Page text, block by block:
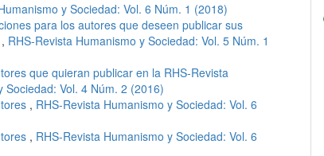
y Sociedad: Vol. 6 Núm. 1 (2018)
para los autores que deseen publicar sus
, RHS-Revista Humanismo y Sociedad: Vol. 5 Núm. 1
que quieran publicar en la RHS-Revista
Sociedad: Vol. 4 Núm. 2 (2016)
, RHS-Revista Humanismo y Sociedad: Vol. 6
, RHS-Revista Humanismo y Sociedad: Vol. 6